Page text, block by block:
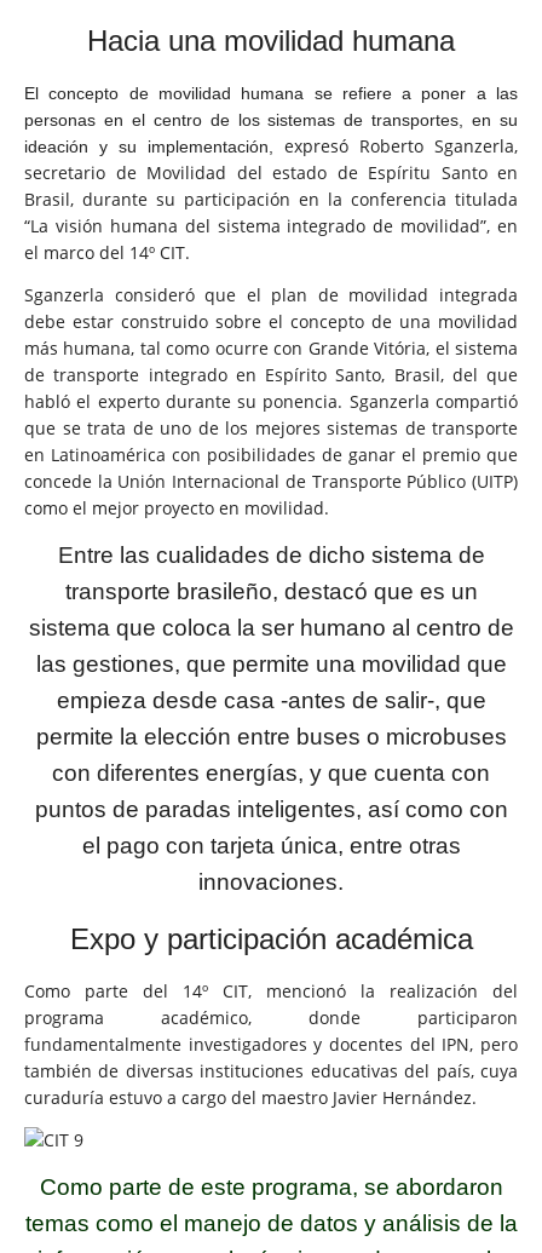
Hacia una movilidad humana
El concepto de movilidad humana se refiere a poner a las
personas en el centro de los sistemas de transportes, en su
ideación y su implementación, expresó Roberto Sganzerla,
secretario de Movilidad del estado de Espíritu Santo en
Brasil, durante su participación en la conferencia titulada
“La visión humana del sistema integrado de movilidad”, en
el marco del 14º CIT.
Sganzerla consideró que el plan de movilidad integrada
debe estar construido sobre el concepto de una movilidad
más humana, tal como ocurre con Grande Vitória, el sistema
de transporte integrado en Espírito Santo, Brasil, del que
habló el experto durante su ponencia. Sganzerla compartió
que se trata de uno de los mejores sistemas de transporte
en Latinoamérica con posibilidades de ganar el premio que
concede la Unión Internacional de Transporte Público (UITP)
como el mejor proyecto en movilidad.
Entre las cualidades de dicho sistema de
transporte brasileño, destacó que es un
sistema que coloca la ser humano al centro de
las gestiones, que permite una movilidad que
empieza desde casa -antes de salir-, que
permite la elección entre buses o microbuses
con diferentes energías, y que cuenta con
puntos de paradas inteligentes, así como con
el pago con tarjeta única, entre otras
innovaciones.
Expo y participación académica
Como parte del 14º CIT, mencionó la realización del
programa académico, donde participaron
fundamentalmente investigadores y docentes del IPN, pero
también de diversas instituciones educativas del país, cuya
curaduría estuvo a cargo del maestro Javier Hernández.
Como parte de este programa, se abordaron
temas como el manejo de datos y análisis de la